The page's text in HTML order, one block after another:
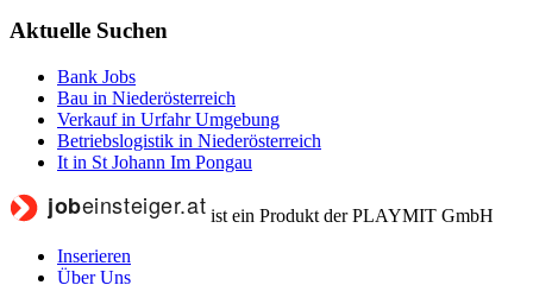
Aktuelle Suchen
Bank Jobs
Bau in Niederösterreich
Verkauf in Urfahr Umgebung
Betriebslogistik in Niederösterreich
It in St Johann Im Pongau
ist ein Produkt der PLAYMIT GmbH
Inserieren
Über Uns